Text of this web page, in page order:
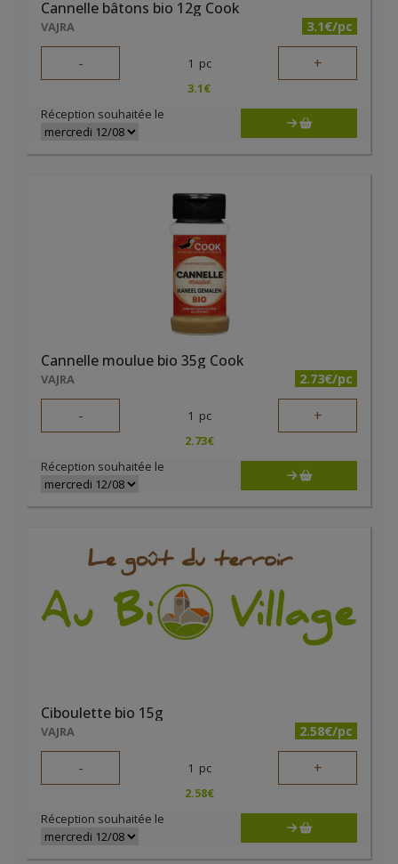
Cannelle bâtons bio 12g Cook
VAJRA 3.1€/pc
- 1 pc +
3.1€
Réception souhaitée le
Cannelle moulue bio 35g Cook
VAJRA 2.73€/pc
- 1 pc +
2.73€
Réception souhaitée le
Ciboulette bio 15g
VAJRA 2.58€/pc
- 1 pc +
2.58€
Réception souhaitée le